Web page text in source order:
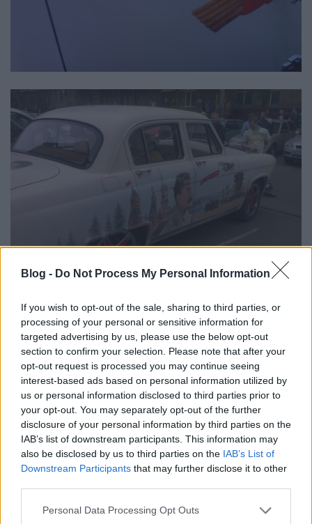
Blog - Do Not Process My Personal Information
If you wish to opt-out of the sale, sharing to third parties, or
processing of your personal or sensitive information for
targeted advertising by us, please use the below opt-out
section to confirm your selection. Please note that after your
opt-out request is processed you may continue seeing
interest-based ads based on personal information utilized by
us or personal information disclosed to third parties prior to
your opt-out. You may separately opt-out of the further
disclosure of your personal information by third parties on the
IAB’s list of downstream participants. This information may
also be disclosed by us to third parties on the IAB’s List of
Downstream Participants that may further disclose it to other
Please note that this website/app uses one or more Google
Personal Data Processing Opt Outs